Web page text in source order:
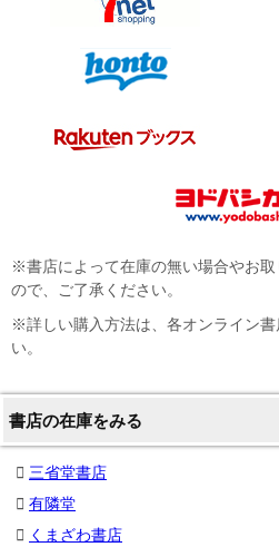
※書店によって在庫の無い場合やお
ので、ご了承ください。
※詳しい購入方法は、各オンライン
い。
書店の在庫をみる
三省堂書店
有隣堂
くまざわ書店